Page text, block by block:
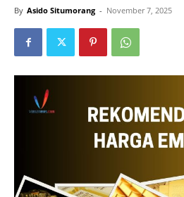
By Asido Situmorang - November 7, 2025